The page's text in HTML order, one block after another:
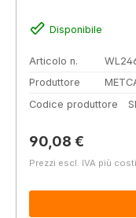
Disponibile
Articolo n.
Produttore
Codice produttore
Prezzo normale:
90,08 €
Prezzi escl. IVA più